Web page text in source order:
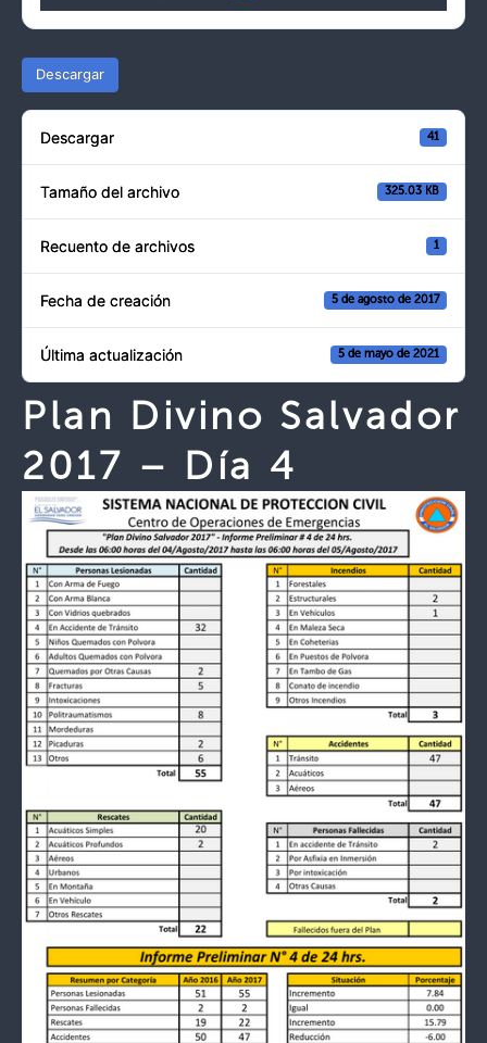
Descargar
Descargar 41
Tamaño del archivo 325.03 KB
Recuento de archivos 1
Fecha de creación 5 de agosto de 2017
Última actualización 5 de mayo de 2021
Plan Divino Salvador
2017 – Día 4